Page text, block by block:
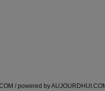
/ powered by